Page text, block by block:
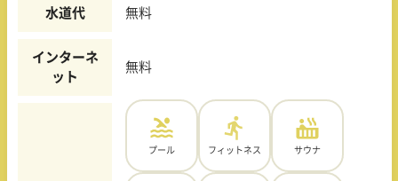
水道代 無料
インターネ
ット
無料
プール フィットネス サウナ